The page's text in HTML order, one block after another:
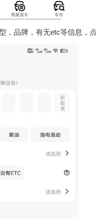
，品牌，有无etc等信息，